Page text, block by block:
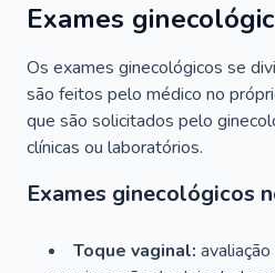
Exames
Os exames ginecológicos se
são feitos pelo médico no
que são solicitados pelo
clínicas ou laboratórios.
Exames ginecológicos
Toque vaginal: